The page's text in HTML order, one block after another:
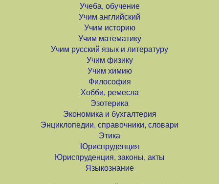
Учеба, обучение
Учим английский
Учим историю
Учим математику
Учим русский язык и литературу
Учим физику
Учим химию
Философия
Хобби, ремесла
Эзотерика
Экономика и бухгалтерия
Энциклопедии, справочники, словари
Этика
Юриспруденция
Юриспруденция, законы, акты
Языкознание